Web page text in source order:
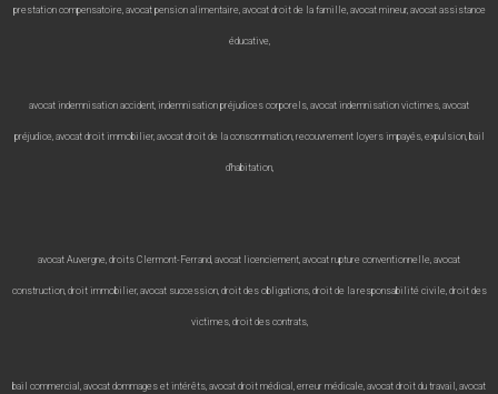
prestation compensatoire, avocat pension alimentaire, avocat droit de la famille, avocat mineur, avocat assistance
éducative,
avocat indemnisation accident, indemnisation préjudices corporels, avocat indemnisation victimes, avocat
préjudice, avocat droit immobilier, avocat droit de la consommation, recouvrement loyers impayés, expulsion, bail
d’habitation,
avocat Auvergne, droits Clermont-Ferrand, avocat licenciement, avocat rupture conventionnelle, avocat
construction, droit immobilier, avocat succession, droit des obligations, droit de la responsabilité civile, droit des
victimes, droit des contrats,
bail commercial, avocat dommages et intérêts, avocat droit médical, erreur médicale, avocat droit du travail, avocat